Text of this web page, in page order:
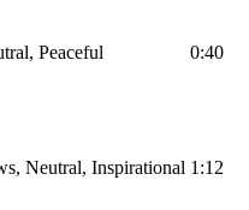
Peaceful 0:40
Neutral, Inspirational 1:12